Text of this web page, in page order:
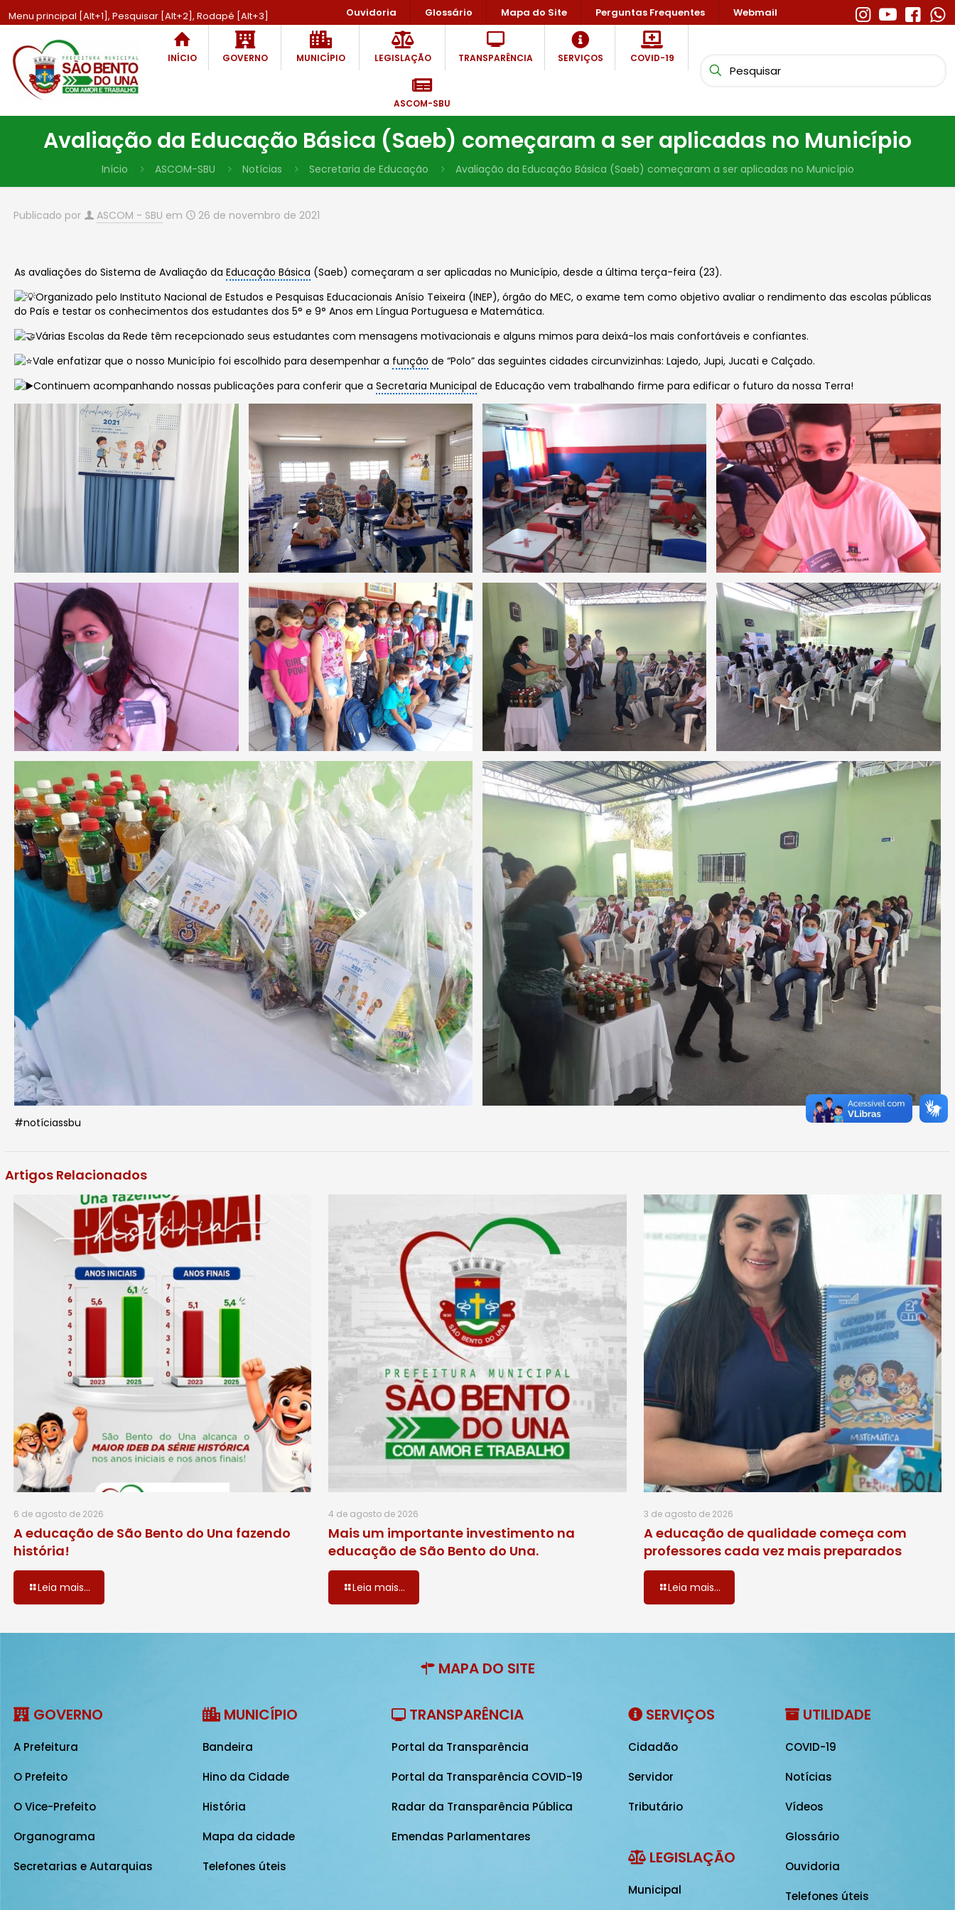
Menu principal [Alt+1], Pesquisar [Alt+2], Rodapé [Alt+3] Ouvidoria Glossário Mapa do Site Perguntas Frequentes Webmail
INÍCIO GOVERNO MUNICÍPIO LEGISLAÇÃO TRANSPARÊNCIA SERVIÇOS COVID-19
ASCOM-SBU
Avaliação da Educação Básica (Saeb) começaram a ser aplicadas no Município
Início ASCOM-SBU Notícias Secretaria de Educação Avaliação da Educação Básica (Saeb) começaram a ser aplicadas no Município
Publicado por ASCOM - SBU em 26 de novembro de 2021
As avaliações do Sistema de Avaliação daEducação Básica (Saeb) começaram a ser aplicadas no Município, desde a última terça-feira (23).
Organizado pelo Instituto Nacional de Estudos e Pesquisas Educacionais Anísio Teixeira (INEP), órgão do MEC, o exame tem como objetivo avaliar o rendimento das escolas públicas
do País e testar os conhecimentos dos estudantes dos 5° e 9° Anos em Língua Portuguesa e Matemática.
Várias Escolas da Rede têm recepcionado seus estudantes com mensagens motivacionais e alguns mimos para deixá-los mais confortáveis e confiantes.
Vale enfatizar que o nosso Município foi escolhido para desempenhar a função de “Polo” das seguintes cidades circunvizinhas: Lajedo, Jupi, Jucati e Calçado.
Continuem acompanhando nossas publicações para conferir que aSecretaria Municipal de Educação vem trabalhando firme para edificar o futuro da nossa Terra!
#notíciassbu
Artigos Relacionados
6 de agosto de 2026
A educação de São Bento do Una fazendo
história!
Leia mais...
4 de agosto de 2026
Mais um importante investimento na
educação de São Bento do Una.
Leia mais...
3 de agosto de 2026
A educação de qualidade começa com
professores cada vez mais preparados
Leia mais...
MAPA DO SITE
GOVERNO
A Prefeitura
O Prefeito
O Vice-Prefeito
Organograma
Secretarias e Autarquias
MUNICÍPIO
Bandeira
Hino da Cidade
História
Mapa da cidade
Telefones úteis
TRANSPARÊNCIA
Portal da Transparência
Portal da Transparência COVID-19
Radar da Transparência Pública
Emendas Parlamentares
SERVIÇOS
Cidadão
Servidor
Tributário
LEGISLAÇÃO
Municipal
UTILIDADE
COVID-19
Notícias
Vídeos
Glossário
Ouvidoria
Telefones úteis